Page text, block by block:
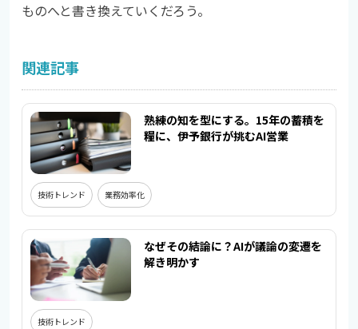
ものへと書き換えていくだろう。
関連記事
熟練の知を型にする。15年の蓄積を
糧に、伊予銀行が挑むAI営業
技術トレンド 業務効率化
なぜその結論に？AIが議論の変遷を
解き明かす
技術トレンド